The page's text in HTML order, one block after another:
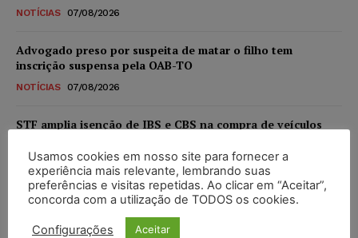
NOTÍCIAS 07/08/2026
Advogado preso por suspeita de matar o filho tem
inscrição suspensa pela OAB-TO
NOTÍCIAS 07/08/2026
STF amplia isenção de IBS e CBS na compra de veículos
níveis
DIREITO TRIBUTÁRIO 07/08/2026
Justiça do Trabalho mantém justa causa de empregado que
vendia canetas emagrecedoras no local de trabalho
Usamos cookies em nosso site para fornecer a
experiência mais relevante, lembrando suas
preferências e visitas repetidas. Ao clicar em “Aceitar”,
concorda com a utilização de TODOS os cookies.
Configurações Aceitar